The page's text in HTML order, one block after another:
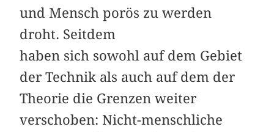
und Mensch porös zu werden
droht. Seitdem
haben sich sowohl auf dem Gebiet
der Technik als auch auf dem der
Theorie die Grenzen weiter
verschoben: Nicht-menschliche